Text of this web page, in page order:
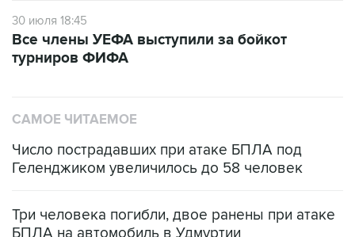
30 июля 18:45
Все члены УЕФА выступили за бойкот
турниров ФИФА
САМОЕ ЧИТАЕМОЕ
Число пострадавших при атаке БПЛА под
Геленджиком увеличилось до 58 человек
Три человека погибли, двое ранены при атаке